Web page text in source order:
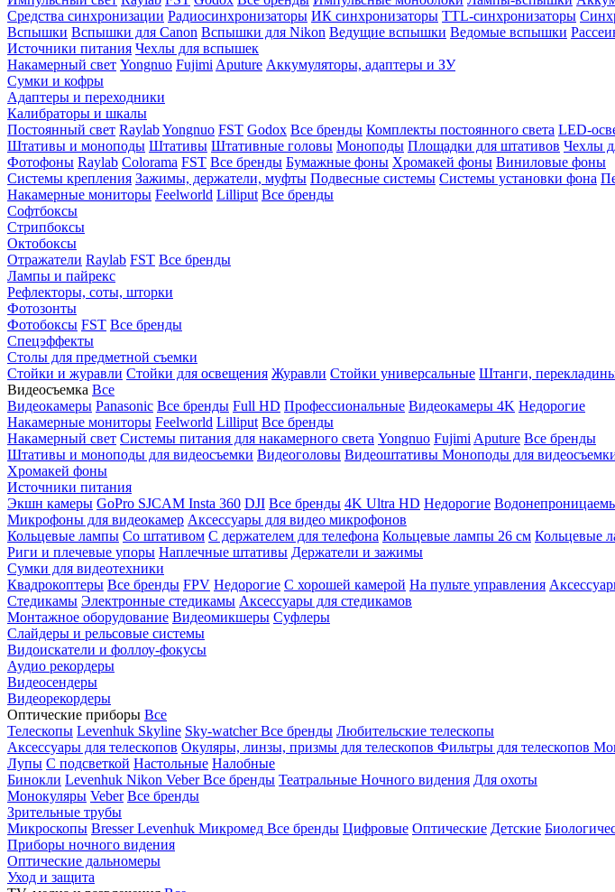
Средства синхронизации Радиосинхронизаторы ИК синхронизаторы TTL-синхронизаторы
Вспышки Вспышки для Canon Вспышки для Nikon Ведущие вспышки Ведомые вспышки
Источники питания Чехлы для вспышек
Накамерный свет Yongnuo Fujimi Aputure Аккумуляторы, адаптеры и ЗУ
Сумки и кофры
Адаптеры и переходники
Калибраторы и шкалы
Постоянный свет RaylabYongnuo FST Godox Все бренды Комплекты постоянного света LED-
Штативы и моноподы Штативы Штативные головы Моноподы Площадки для штативов Чехлы
Фотофоны Raylab Colorama FST Все бренды Бумажные фоны Хромакей фоны Виниловые фоны
Системы крепления Зажимы, держатели, муфты Подвесные системы Системы установки фона
Накамерные мониторы Feelworld Lilliput Все бренды
Софтбоксы
Стрипбоксы
Октобоксы
Отражатели Raylab FST Все бренды
Лампы и пайрекс
Рефлекторы, соты, шторки
Фотозонты
Фотобоксы FST Все бренды
Спецэффекты
Столы для предметной съемки
Стойки и журавли Стойки для освещения Журавли Стойки универсальные Штанги,
Видеосъемка Все
Видеокамеры Panasonic Все бренды Full HD Профессиональные Видеокамеры 4K Недорогие
Накамерные мониторы Feelworld Lilliput Все бренды
Накамерный свет Системы питания для накамерного света Yongnuo Fujimi Aputure Все бренды
Штативы и моноподы для видеосъемки Видеоголовы Видеоштативы Моноподы для
Хромакей фоны
Источники питания
Экшн камеры GoPro SJCAM Insta 360 DJI Все бренды 4K Ultra HD Недорогие
Микрофоны для видеокамер Аксессуары для видео микрофонов
Кольцевые лампы Со штативом C держателем для телефона Кольцевые лампы 26 см Кольцевые
Риги и плечевые упоры Наплечные штативы Держатели и зажимы
Сумки для видеотехники
Квадрокоптеры Все бренды FPV Недорогие С хорошей камерой На пульте управления
Стедикамы Электронные стедикамы Аксессуары для стедикамов
Монтажное оборудование Видеомикшеры Суфлеры
Слайдеры и рельсовые системы
Видоискатели и фоллоу-фокусы
Аудио рекордеры
Видеосендеры
Видеорекордеры
Оптические приборы Все
Телескопы Levenhuk Skyline Sky-watcherВсе бренды Любительские телескопы
Аксессуары для телескопов Окуляры, линзы, призмы для телескопов Фильтры для телескопов
Лупы С подсветкой Настольные Налобные
Бинокли Levenhuk Nikon VeberВсе бренды Театральные Ночного видения Для охоты
Монокуляры Veber Все бренды
Зрительные трубы
Микроскопы BresserLevenhuk Микромед Все бренды Цифровые Оптические Детские
Приборы ночного видения
Оптические дальномеры
Уход и защита